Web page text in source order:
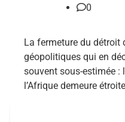
0
La fermeture du détroit
géopolitiques qui en
souvent sous-estimée :
l’Afrique demeure